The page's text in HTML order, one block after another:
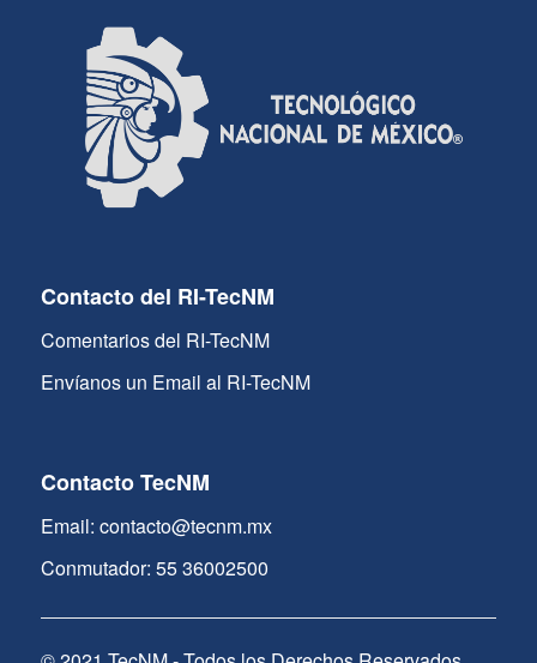
Contacto del RI-TecNM
Comentarios del RI-TecNM
Envíanos un Email al RI-TecNM
Contacto TecNM
Email: contacto@tecnm.mx
Conmutador: 55 36002500